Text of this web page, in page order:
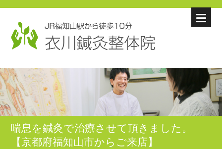
喘息を鍼灸で治療させて頂きました。
【京都府福知山市からご来店】